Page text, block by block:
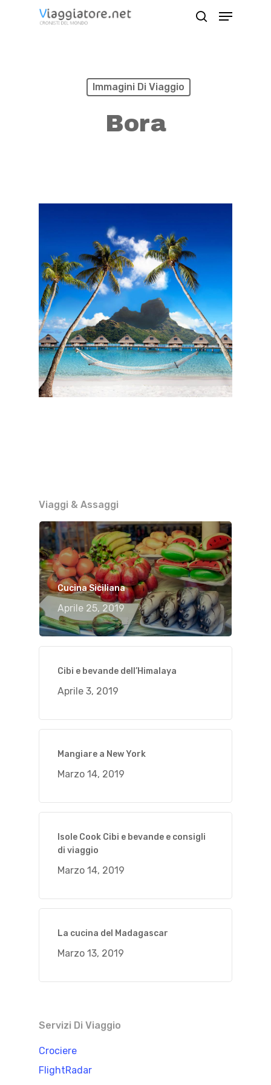
Menu
Immagini Di Viaggio
Bora
Viaggi & Assaggi
Cucina Siciliana
Aprile 25, 2019
Cibi e bevande dell’Himalaya
Aprile 3, 2019
Mangiare a New York
Marzo 14, 2019
Isole Cook Cibi e bevande e consigli
di viaggio
Marzo 14, 2019
La cucina del Madagascar
Marzo 13, 2019
Servizi Di Viaggio
Crociere
FlightRadar